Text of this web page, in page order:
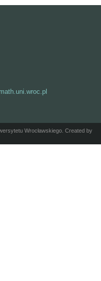
Wrocławskiego. Created by